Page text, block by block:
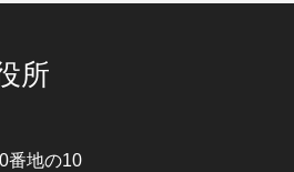
所
番地の10